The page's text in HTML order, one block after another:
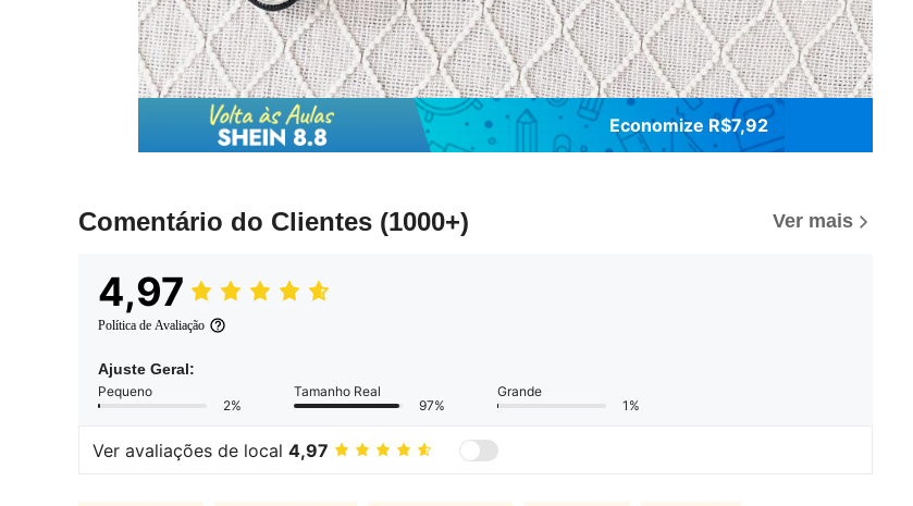
Economize R$7,92
Comentário do Clientes (1000+) Ver mais
4,97
Política de Avaliação
Ajuste Geral:
Pequeno
2%
Tamanho Real
97%
Grande
1%
Ver avaliações de local 4,97